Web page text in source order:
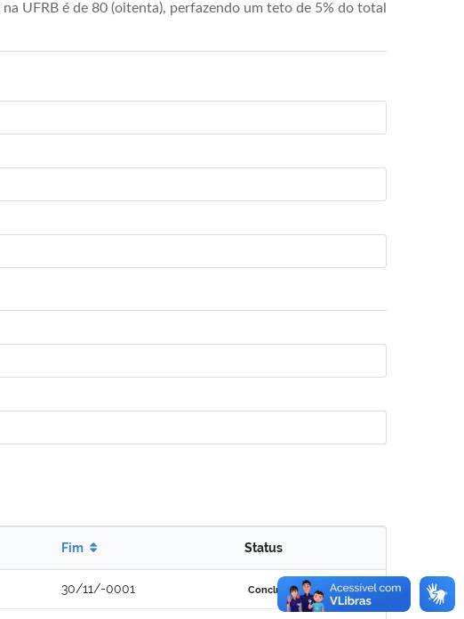
UFRB é de 80 (oitenta), perfazendo um teto de 5% do total
Fim Status
30/11/-0001 Concluído